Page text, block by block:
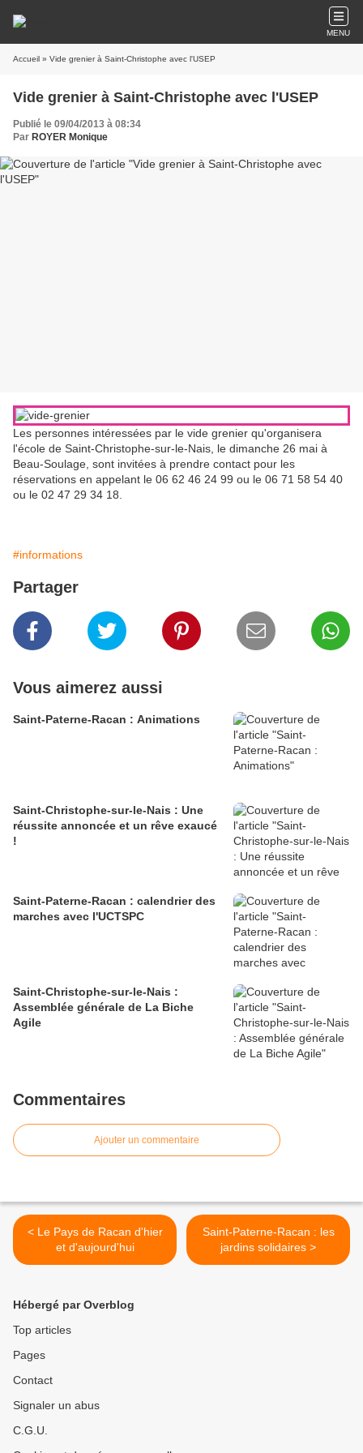
MENU
Accueil » Vide grenier à Saint-Christophe avec l'USEP
Vide grenier à Saint-Christophe avec l'USEP
Publié le 09/04/2013 à 08:34
Par ROYER Monique
Les personnes intéressées par le vide grenier qu'organisera
l'école de Saint-Christophe-sur-le-Nais, le dimanche 26 mai à
Beau-Soulage, sont invitées à prendre contact pour les
réservations en appelant le 06 62 46 24 99 ou le 06 71 58 54 40
ou le 02 47 29 34 18.
#informations
Partager
Vous aimerez aussi
Saint-Paterne-Racan : Animations
Saint-Christophe-sur-le-Nais : Une
réussite annoncée et un rêve exaucé
!
Saint-Paterne-Racan : calendrier des
marches avec l'UCTSPC
Saint-Christophe-sur-le-Nais :
Assemblée générale de La Biche
Agile
Commentaires
Ajouter un commentaire
< Le Pays de Racan d'hier
et d'aujourd'hui
Saint-Paterne-Racan : les
jardins solidaires >
Hébergé par Overblog
Top articles
Pages
Contact
Signaler un abus
C.G.U.